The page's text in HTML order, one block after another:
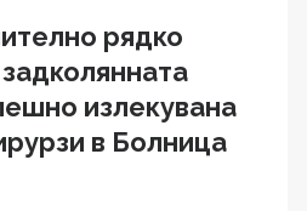
рядко
излекувана
в Болница